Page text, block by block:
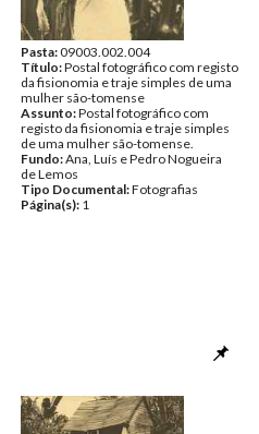
Pasta:09003.002.004
Título:Postal fotográfico com registo
da fisionomia e traje simples de uma
mulher são-tomense
Assunto:Postal fotográfico com
registo da fisionomia e traje simples
de uma mulher são-tomense.
Fundo:Ana, Luís e Pedro Nogueira
de Lemos
Tipo Documental:Fotografias
Página(s): 1